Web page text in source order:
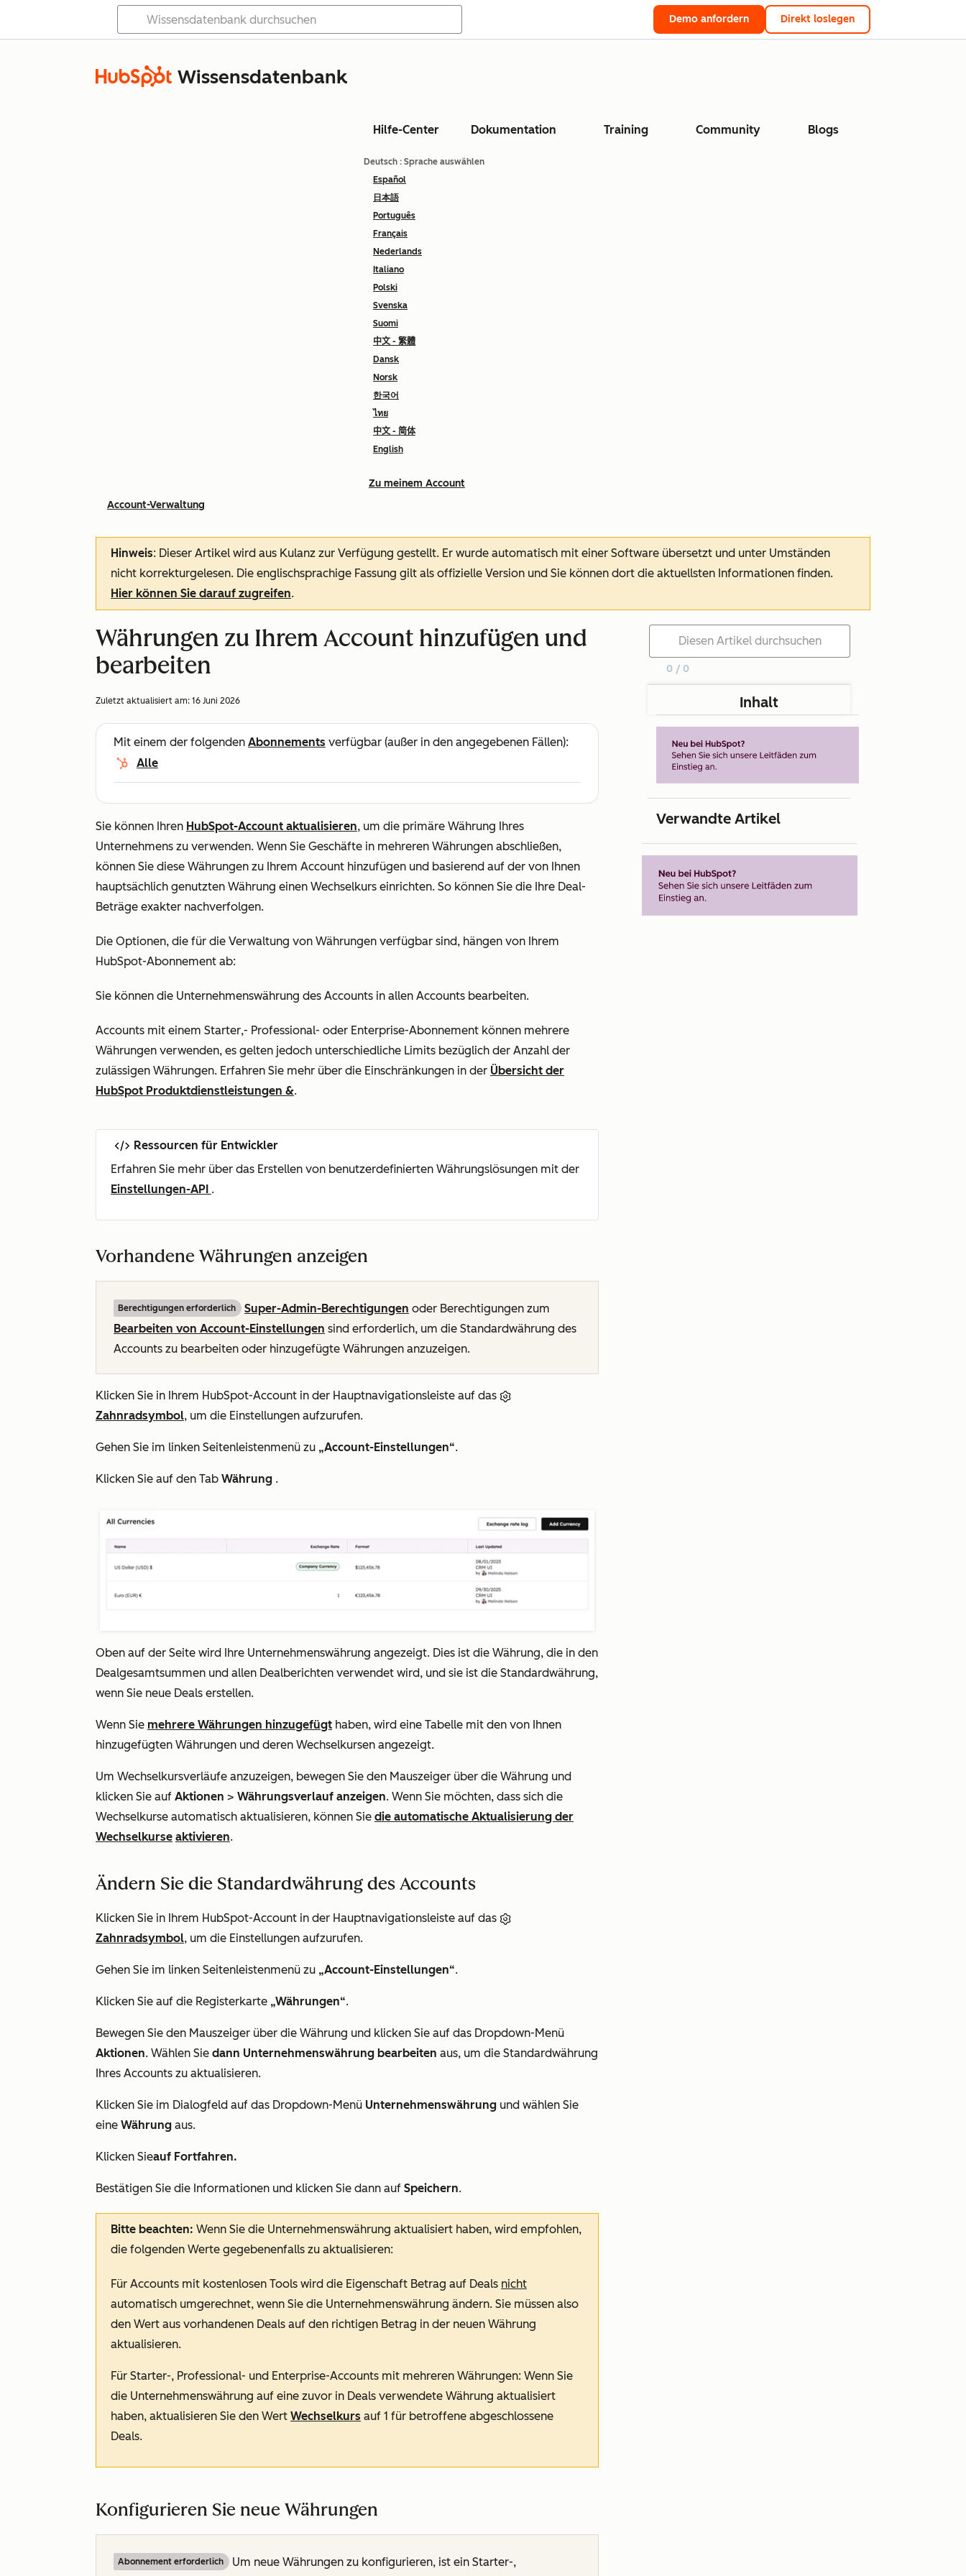
Demo anfordern Direkt loslegen
Wissensdatenbank
Hilfe-Center Dokumentation Training Community Blogs
Deutsch : Sprache auswählen
Español
日本語
Português
Français
Nederlands
Italiano
Polski
Svenska
Suomi
中文 - 繁體
Dansk
Norsk
한국어
ไทย
中文 - 简体
English
Zu meinem Account
Account-Verwaltung
Hinweis: Dieser Artikel wird aus Kulanz zur Verfügung gestellt. Er wurde automatisch mit einer Software übersetzt und unter Umständen
nicht korrekturgelesen. Die englischsprachige Fassung gilt als offizielle Version und Sie können dort die aktuellsten Informationen finden.
Hier können Sie darauf zugreifen.
Währungen zu Ihrem Account hinzufügen und
bearbeiten
Zuletzt aktualisiert am: 16 Juni 2026
Mit einem der folgenden Abonnements verfügbar (außer in den angegebenen Fällen):
Alle
Sie können Ihren HubSpot-Account aktualisieren, um die primäre Währung Ihres
Unternehmens zu verwenden. Wenn Sie Geschäfte in mehreren Währungen abschließen,
können Sie diese Währungen zu Ihrem Account hinzufügen und basierend auf der von Ihnen
hauptsächlich genutzten Währung einen Wechselkurs einrichten. So können Sie die Ihre Deal-
Beträge exakter nachverfolgen.
Die Optionen, die für die Verwaltung von Währungen verfügbar sind, hängen von Ihrem
HubSpot-Abonnement ab:
Sie können die Unternehmenswährung des Accounts in allen Accounts bearbeiten.
Accounts mit einem Starter,- Professional- oder Enterprise-Abonnement können mehrere
Währungen verwenden, es gelten jedoch unterschiedliche Limits bezüglich der Anzahl der
zulässigen Währungen. Erfahren Sie mehr über die Einschränkungen in der Übersicht der
HubSpot Produktdienstleistungen &.
Ressourcen für Entwickler
Erfahren Sie mehr über das Erstellen von benutzerdefinierten Währungslösungen mit der
Einstellungen-API .
Vorhandene Währungen anzeigen
Berechtigungen erforderlich Super-Admin-Berechtigungen oder Berechtigungen zum
Bearbeiten von Account-Einstellungen sind erforderlich, um die Standardwährung des
Accounts zu bearbeiten oder hinzugefügte Währungen anzuzeigen.
Klicken Sie in Ihrem HubSpot-Account in der Hauptnavigationsleiste auf das
Zahnradsymbol, um die Einstellungen aufzurufen.
Gehen Sie im linken Seitenleistenmenü zu „Account-Einstellungen“.
Klicken Sie auf den Tab Währung .
Oben auf der Seite wird Ihre Unternehmenswährung angezeigt. Dies ist die Währung, die in den
Dealgesamtsummen und allen Dealberichten verwendet wird, und sie ist die Standardwährung,
wenn Sie neue Deals erstellen.
Wenn Sie mehrere Währungen hinzugefügt haben, wird eine Tabelle mit den von Ihnen
hinzugefügten Währungen und deren Wechselkursen angezeigt.
Um Wechselkursverläufe anzuzeigen, bewegen Sie den Mauszeiger über die Währung und
klicken Sie auf Aktionen > Währungsverlauf anzeigen. Wenn Sie möchten, dass sich die
Wechselkurse automatisch aktualisieren, können Sie die automatische Aktualisierung der
Wechselkurse aktivieren.
Ändern Sie die Standardwährung des Accounts
Klicken Sie in Ihrem HubSpot-Account in der Hauptnavigationsleiste auf das
Zahnradsymbol, um die Einstellungen aufzurufen.
Gehen Sie im linken Seitenleistenmenü zu „Account-Einstellungen“.
Klicken Sie auf die Registerkarte „Währungen“.
Bewegen Sie den Mauszeiger über die Währung und klicken Sie auf das Dropdown-Menü
Aktionen. Wählen Sie dann Unternehmenswährung bearbeiten aus, um die Standardwährung
Ihres Accounts zu aktualisieren.
Klicken Sie im Dialogfeld auf das Dropdown-Menü Unternehmenswährung und wählen Sie
eine Währung aus.
Klicken Sieauf Fortfahren.
Bestätigen Sie die Informationen und klicken Sie dann auf Speichern.
Bitte beachten: Wenn Sie die Unternehmenswährung aktualisiert haben, wird empfohlen,
die folgenden Werte gegebenenfalls zu aktualisieren:
Für Accounts mit kostenlosen Tools wird die Eigenschaft Betrag auf Deals nicht
automatisch umgerechnet, wenn Sie die Unternehmenswährung ändern. Sie müssen also
den Wert aus vorhandenen Deals auf den richtigen Betrag in der neuen Währung
aktualisieren.
Für Starter-, Professional- und Enterprise-Accounts mit mehreren Währungen: Wenn Sie
die Unternehmenswährung auf eine zuvor in Deals verwendete Währung aktualisiert
haben, aktualisieren Sie den Wert Wechselkurs auf 1 für betroffene abgeschlossene
Deals.
Konfigurieren Sie neue Währungen
Abonnement erforderlich Um neue Währungen zu konfigurieren, ist ein Starter-,
0 / 0
Inhalt
Verwandte Artikel